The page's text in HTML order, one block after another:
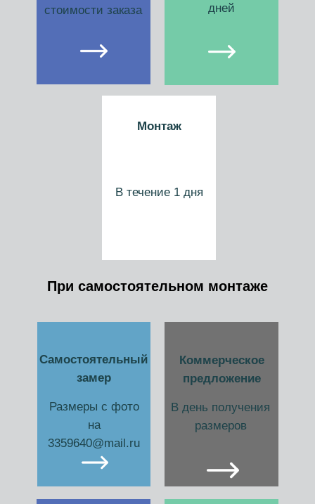
стоимости заказа
дней
Монтаж
В течение 1 дня
При самостоятельном монтаже
Самостоятельный
замер
Размеры с фото
на
3359640@mail.ru
Коммерческое
предложение
В день получения
размеров